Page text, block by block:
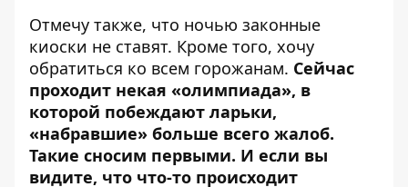
Отмечу также, что ночью законные
киоски не ставят. Кроме того, хочу
обратиться ко всем горожанам. Сейчас
проходит некая «олимпиада», в
которой побеждают ларьки,
«набравшие» больше всего жалоб.
Такие сносим первыми. И если вы
видите, что что-то происходит